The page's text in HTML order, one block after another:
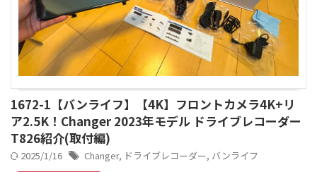
1672-1【バンライフ】【4K】フロントカメラ4K+リ
ア2.5K！Changer 2023年モデル ドライブレコーダー
T826紹介(取付編)
2025/1/16 Changer, ドライブレコーダー, バンライフ